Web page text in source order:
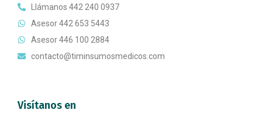
Llámanos 442 240 0937
Asesor 442 653 5443
Asesor 446 100 2884
contacto@timinsumosmedicos.com
Visítanos en